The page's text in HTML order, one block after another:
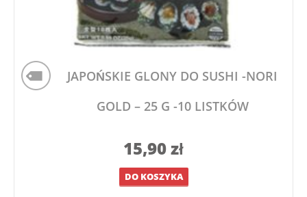
JAPOŃSKIE GLONY DO SUSHI -NORI
GOLD – 25 G -10 LISTKÓW
15,90zł
DO KOSZYKA